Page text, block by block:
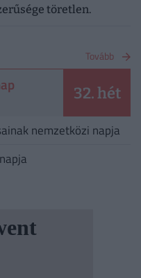
töretlen.
Tovább
32. hét
nemzetközi napja